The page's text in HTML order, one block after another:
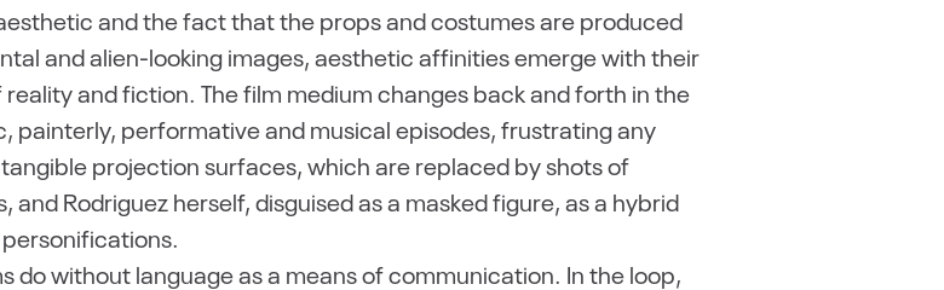
and the fact that the props and costumes are produced
and alien-looking images, aesthetic affinities emerge with their
and fiction. The film medium changes back and forth in the
painterly, performative and musical episodes, frustrating any
projection surfaces, which are replaced by shots of
Rodriguez herself, disguised as a masked figure, as a hybrid
do without language as a means of communication. In the loop,